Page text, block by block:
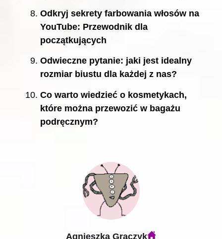
Odkryj sekrety farbowania włosów na
YouTube: Przewodnik dla
początkujących
Odwieczne pytanie: jaki jest idealny
rozmiar biustu dla każdej z nas?
Co warto wiedzieć o kosmetykach,
które można przewozić w bagażu
podręcznym?
Agnieszka Graczyk